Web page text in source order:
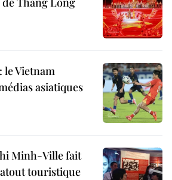
le Vietnam
asiatiques
Minh-Ville fait
touristique